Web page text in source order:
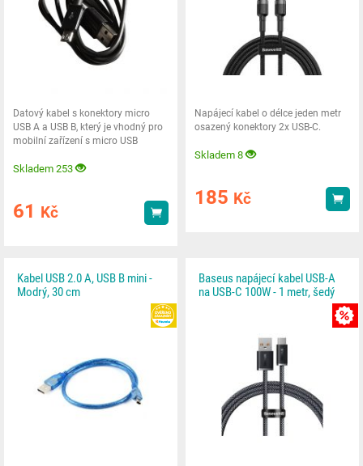
Datový kabel s konektory micro
USB A a USB B, který je vhodný pro
mobilní zařízení s micro USB
Skladem 253
61 Kč Koupit
Napájecí kabel o délce jeden metr
osazený konektory 2x USB-C.
Skladem 8
185 Kč
Kabel USB 2.0 A, USB B mini -
Modrý, 30 cm
Baseus napájecí kabel USB-A
na USB-C 100W - 1 metr, šedý